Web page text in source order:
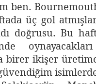
ben.
üç gol
doğrusu. Bu
birer ikişer